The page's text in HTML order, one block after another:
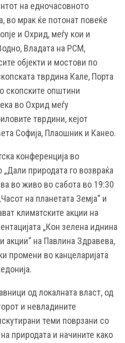
на едночасовното
во мрак ќе потонат повеќе
и Охрид, меѓу кои и
Владата на РСМ,
објекти и мостови по
тврдина Кале, Порта
скопските општини
во Охрид меѓу
тврдини, кејот
Софија, Плаошник и Канео.
конференција во
природата го возвраќа
во живо во сабота во 19:30
на планетата Земја“ и
климатските акции на
„Кон зелена иднина
акции“ на Павлина Здравева,
промени во канцеларијата
од локалната власт, од
и невладините
теми поврзани со
природата и начините како